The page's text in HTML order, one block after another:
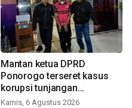
Mantan ketua DPRD
Ponorogo terseret kasus
korupsi tunjangan
perumahan
Kamis, 6 Agustus 2026